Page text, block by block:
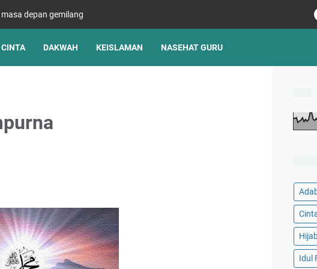
depan gemilang
CINTA DAKWAH KEISLAMAN NASEHAT GURU
Idul